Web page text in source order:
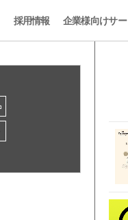
採用情報 企業様向けサ